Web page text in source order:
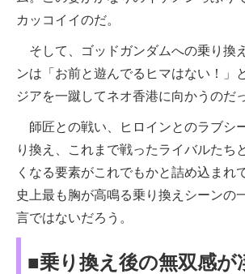
カッコイイのだ。
そして、ゴッドガンダムへの乗り換
ンは「お前と遊んでるヒマはない！」
ジアを一蹴してネオ香港に向かうのだ
師匠との戦い、ヒロインとのラブシ
り換え、これまで戦ったライバルたち
くなる要素がこれでもかと詰め込まれ
史上最も胸が高鳴る乗り換えシーンの
言ではないだろう。
■乗り換え後の無双感が